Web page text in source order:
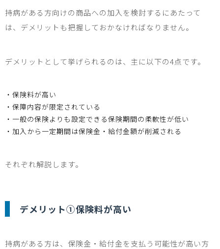
持病がある方向けの商品への加入を検討するにあたって
は、デメリットも把握しておかなければなりません。
デメリットとして挙げられるのは、主に以下の4点です。
・保険料が高い
・保障内容が限定されている
・一般の保険よりも設定できる保険期間の柔軟性が低い
・加入から一定期間は保険金・給付金額が削減される
それぞれ解説します。
デメリット①保険料が高い
持病がある方は、保険金・給付金を支払う可能性が高い方